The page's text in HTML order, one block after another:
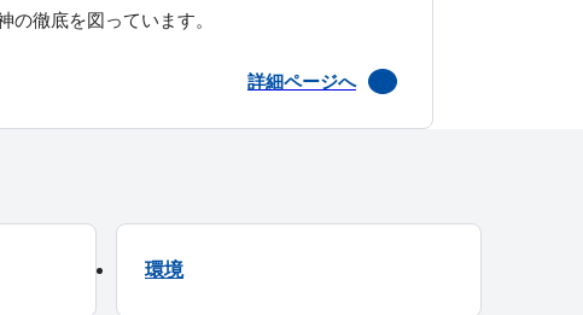
の徹底を図っています。
詳細ページへ
環境